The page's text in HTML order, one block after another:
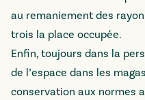
au remaniement des
trois la place occupée.
Enfin, toujours dans la
de l’espace dans les
conservation aux normes